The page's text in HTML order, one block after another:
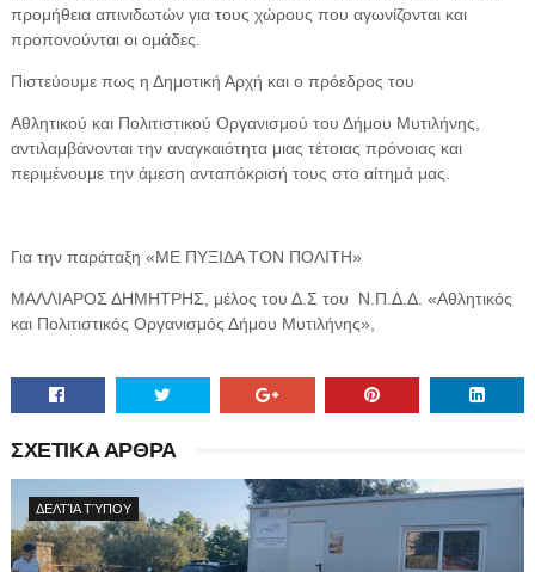
προμήθεια απινιδωτών για τους χώρους που αγωνίζονται και
προπονούνται οι ομάδες.
Πιστεύουμε πως η Δημοτική Αρχή και ο πρόεδρος του
Αθλητικού και Πολιτιστικού Οργανισμού του Δήμου Μυτιλήνης,
αντιλαμβάνονται την αναγκαιότητα μιας τέτοιας πρόνοιας και
περιμένουμε την άμεση ανταπόκρισή τους στο αίτημά μας.
Για την παράταξη «ΜΕ ΠΥΞΙΔΑ ΤΟΝ ΠΟΛΙΤΗ»
ΜΑΛΛΙΑΡΟΣ ΔΗΜΗΤΡΗΣ, μέλος του Δ.Σ του
Ν.Π.Δ.Δ. «Αθλητικός
και Πολιτιστικός Οργανισμός Δήμου Μυτιλήνης»,
ΣΧΕΤΙΚΑ ΑΡΘΡΑ
ΔΕΛΤΊΑ ΤΎΠΟΥ